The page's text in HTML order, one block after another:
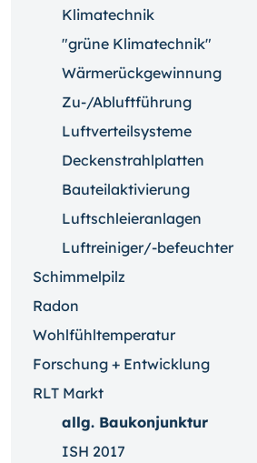
Klimatechnik
"grüne Klimatechnik"
Wärmerückgewinnung
Zu-/Abluftführung
Luftverteilsysteme
Deckenstrahlplatten
Bauteilaktivierung
Luftschleieranlagen
Luftreiniger/-befeuchter
Schimmelpilz
Radon
Wohlfühltemperatur
Forschung + Entwicklung
RLT Markt
allg. Baukonjunktur
ISH 2017